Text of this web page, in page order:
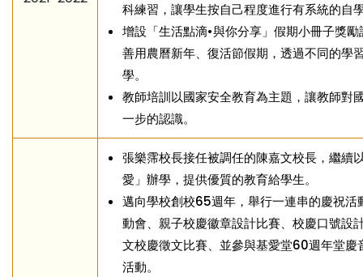
科練習，讓學生按自己程度進行有系統的自
增設「生活點滴•與你分享」假期小冊子獎
善用農曆新年、復活節假期，透過不同的學
學。
教師培訓以國家安全教育為主題，讓教師對
一步的認識。
張樂霈校長接任被調任的陳嘉文校長，繼續
愛」辦學，提供優質的教育給學生。
邁向學校創校65週年，舉行一連串的慶祝活
動會、親子校慶徽章設計比賽、校慶口號設
文校慶徵文比賽、並參與基愛堂60週年堂慶
活動。